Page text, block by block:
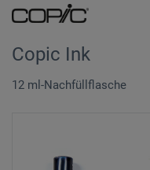
Copic Ink
12 ml-Nachfüllflasche